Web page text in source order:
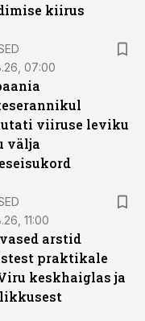
kiirus
07:00
viiruse leviku
välja
11:00
arstid
praktikale
keskhaiglas ja